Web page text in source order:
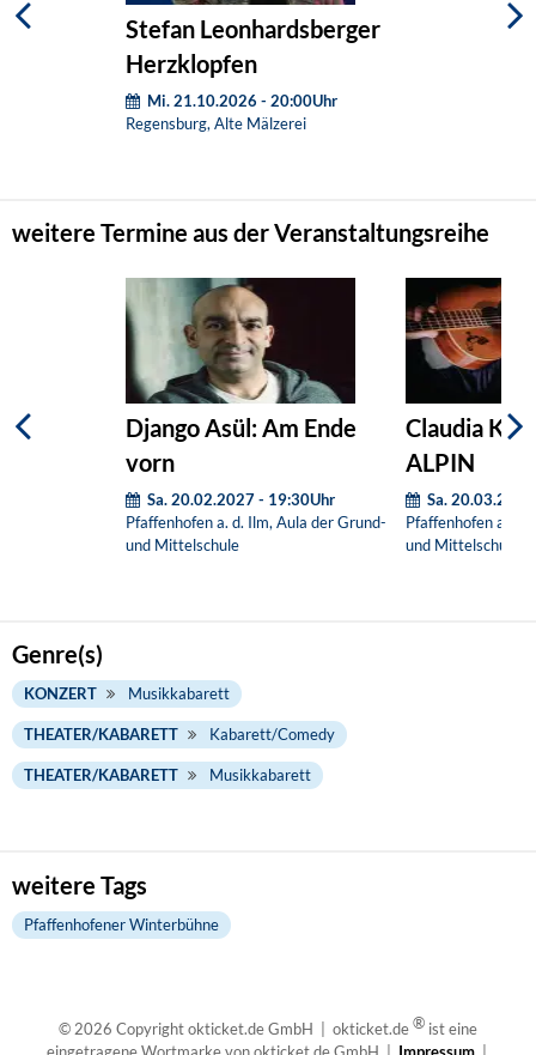
Stefan Leonhardsberger -
Herzklopfen
Mi. 21.10.2026 - 20:00Uhr
Regensburg, Alte Mälzerei
weitere Termine aus der Veranstaltungsreihe
Django Asül: Am Ende
vorn
Sa. 20.02.2027 - 19:30Uhr
Pfaffenhofen a. d. Ilm, Aula der Grund-
und Mittelschule
Claudia
ALPIN
Sa.
Pfaffenhofen a. d.
und Mittelschule
Genre(s)
KONZERT Musikkabarett
THEATER/KABARETT Kabarett/Comedy
THEATER/KABARETT Musikkabarett
weitere Tags
Pfaffenhofener Winterbühne
© 2026 Copyright okticket.de GmbH | okticket.de® ist eine